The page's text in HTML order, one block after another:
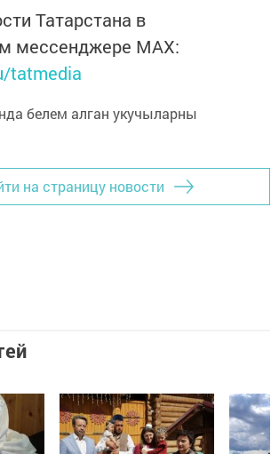
Татарстана в
мессенджере MАХ:
tatmedia
на страницу новости